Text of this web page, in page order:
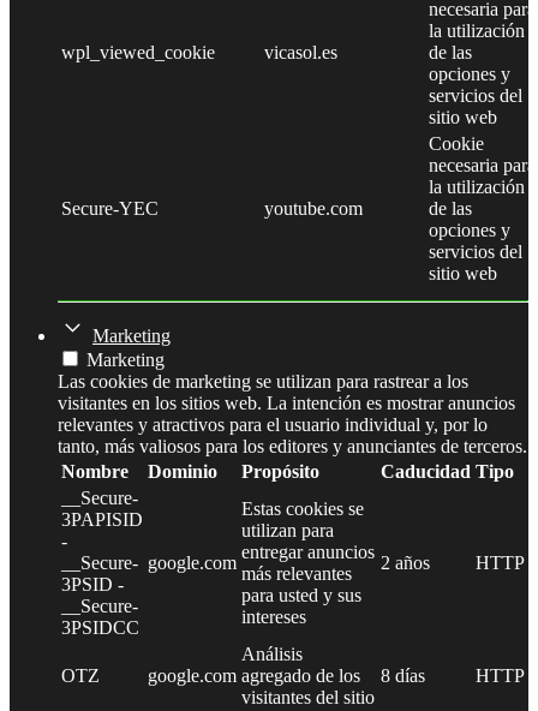
wpl_viewed_cookie vicasol.es
necesaria para
la utilización
de las
opciones y
servicios del
sitio web
Secure-YEC youtube.com
Cookie
necesaria para
la utilización
de las
opciones y
servicios del
sitio web
Marketing
Marketing
Las cookies de marketing se utilizan para rastrear a los
visitantes en los sitios web. La intención es mostrar anuncios
relevantes y atractivos para el usuario individual y, por lo
tanto, más valiosos para los editores y anunciantes de terceros.
Nombre
Dominio Propósito Caducidad Tipo
__Secure-
3PAPISID
-
__Secure-
3PSID -
__Secure-
3PSIDCC
google.com
Estas cookies se
utilizan para
entregar anuncios
más relevantes
para usted y sus
intereses
2 años HTTP
OTZ google.com
Análisis
agregado de los
visitantes del sitio
8 días HTTP